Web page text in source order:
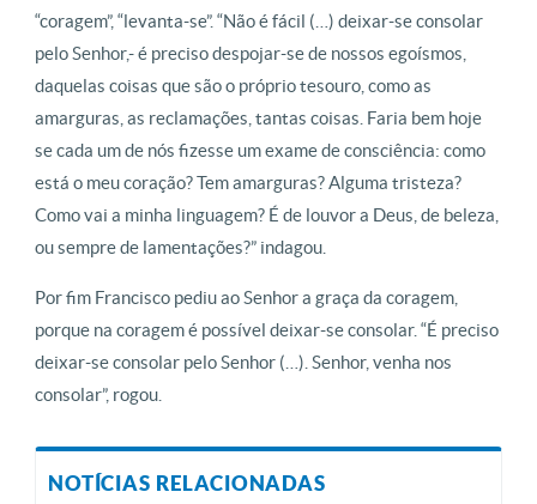
“coragem”, “levanta-se”. “Não é fácil (…) deixar-se consolar
pelo Senhor,- é preciso despojar-se de nossos egoísmos,
daquelas coisas que são o próprio tesouro, como as
amarguras, as reclamações, tantas coisas. Faria bem hoje
se cada um de nós fizesse um exame de consciência: como
está o meu coração? Tem amarguras? Alguma tristeza?
Como vai a minha linguagem? É de louvor a Deus, de beleza,
ou sempre de lamentações?” indagou.
Por fim Francisco pediu ao Senhor a graça da coragem,
porque na coragem é possível deixar-se consolar. “É preciso
deixar-se consolar pelo Senhor (…). Senhor, venha nos
consolar”, rogou.
NOTÍCIAS RELACIONADAS